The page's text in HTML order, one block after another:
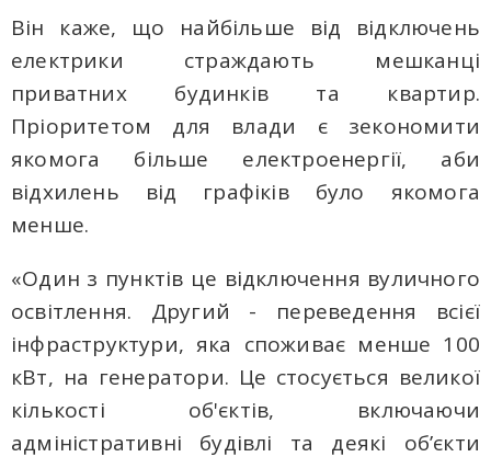
Він каже, що найбільше від відключень
електрики страждають мешканці
приватних будинків та квартир.
Пріоритетом для влади є зекономити
якомога більше електроенергії, аби
відхилень від графіків було якомога
менше.
«Один з пунктів це відключення вуличного
освітлення. Другий - переведення всієї
інфраструктури, яка споживає менше 100
кВт, на генератори. Це стосується великої
кількості об'єктів, включаючи
адміністративні будівлі та деякі об’єкти